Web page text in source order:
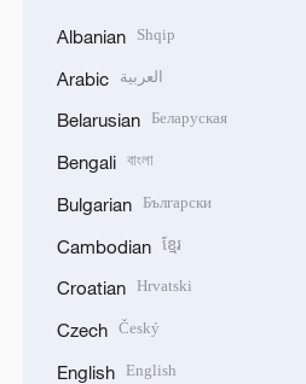
Albanian Shqip
Arabic العربية
Belarusian Беларуская
Bengali বাংলা
Bulgarian Български
Cambodian ខ្មែរ
Croatian Hrvatski
Czech Český
English English